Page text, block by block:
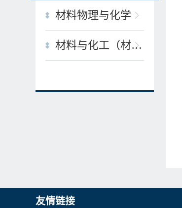
材料物理与化学
材料与化工（材料工程）
友情链接